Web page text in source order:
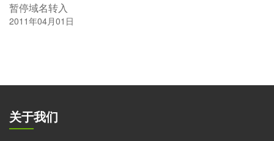
暂停域名转入
2011年04月01日
关于我们